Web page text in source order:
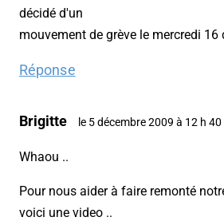
décidé d'un
mouvement de grève le mercredi 16
Réponse
Brigitte le 5 décembre 2009 à 12 h 40
Whaou ..
Pour nous aider à faire remonté
voici une video ..